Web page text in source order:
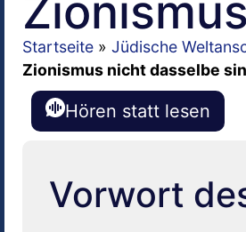
Startseite » Jüdische
Zionismus nicht dasselbe
Hören statt lesen
Vorwort